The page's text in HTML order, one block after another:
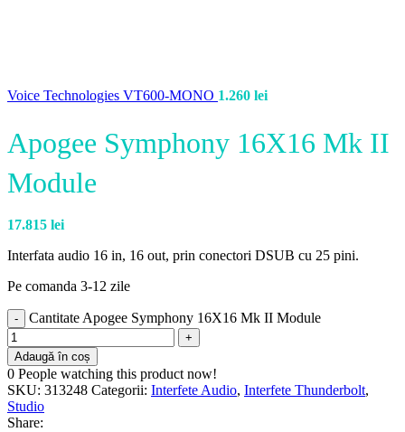
Voice Technologies VT600-MONO 1.260 lei
Apogee Symphony 16X16 Mk II
Module
17.815 lei
Interfata audio 16 in, 16 out, prin conectori DSUB cu 25 pini.
Pe comanda 3-12 zile
Cantitate Apogee Symphony 16X16 Mk II Module
Adaugă în coș
0 People watching this product now!
SKU: 313248 Categorii: Interfete Audio, Interfete Thunderbolt,
Studio
Share: